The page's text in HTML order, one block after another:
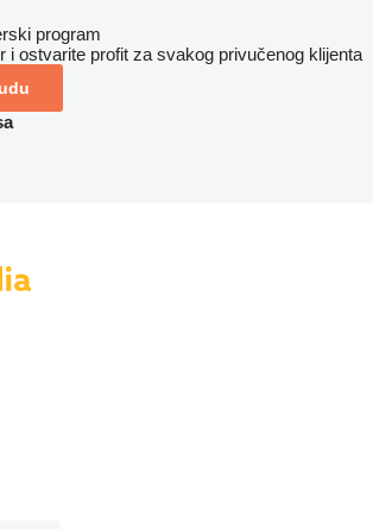
program
i ostvarite profit za svakog privučenog klijenta